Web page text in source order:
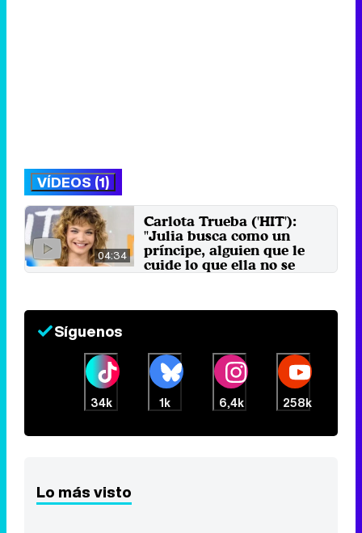
VÍDEOS (1)
04:34
Carlota Trueba ('HIT'):
"Julia busca como un
príncipe, alguien que le
cuide lo que ella no se
Síguenos
34k 1k 6,4k 258k
Lo más visto